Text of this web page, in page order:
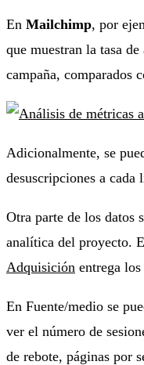
En Mailchimp, por
que muestran la tasa
campaña, comparados
Adicionalmente, se
desuscripciones a cada
Otra parte de los datos
analítica del proyecto.
Adquisición entrega
En Fuente/medio se
ver el número de
de rebote, páginas por